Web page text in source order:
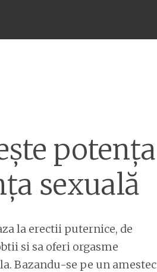
potența
sexuală
la erectii puternice, de
si sa oferi orgasme
Bazandu-se pe un amestec